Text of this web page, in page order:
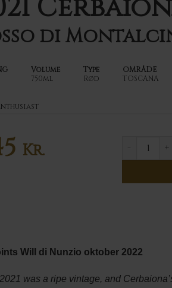
di
Volume
750ml
Type
Rød
OMRÅDE
TOSCANA
Kr. 2021
Will di Nunzio oktober 2022
2021 was a ripe vintage, and